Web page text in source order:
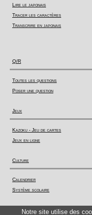
Notre site utilise des
Lire le japonais
Tracer les caractères
Transcrire en japonais
Q/R
Toutes les questions
Poser une question
Jeux
Kazoku - Jeu de cartes
Jeux en ligne
Culture
Calendrier
Système scolaire
Actualité